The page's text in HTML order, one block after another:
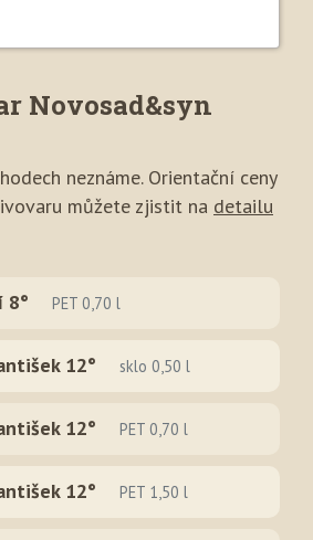
Novosad&syn
neznáme. Orientační ceny
můžete zjistit na detailu
8° PET 0,70 l
12° sklo 0,50 l
12° PET 0,70 l
12° PET 1,50 l